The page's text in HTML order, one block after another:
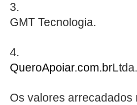
GMT Tecnologia.
QueroApoiar.com.brLtda.
Os valores arrecadados